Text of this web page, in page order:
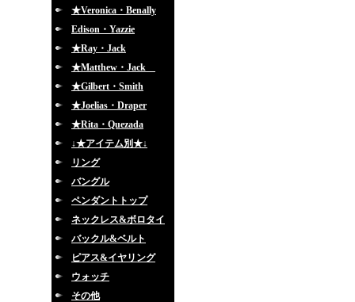
★Veronica・Benally
Edison・Yazzie
★Ray・Jack
★Matthew・Jack
★Gilbert・Smith
★Joelias・Draper
★Rita・Quezada
↓★アイテム別★↓
リング
バングル
ペンダントトップ
ネックレス&ボロタイ
バックル&ベルト
ピアス&イヤリング
ウォッチ
その他